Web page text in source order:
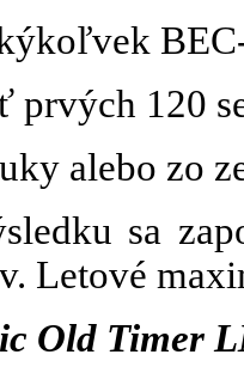
prvých 120
alebo zo
sa
Letové
Old Timer